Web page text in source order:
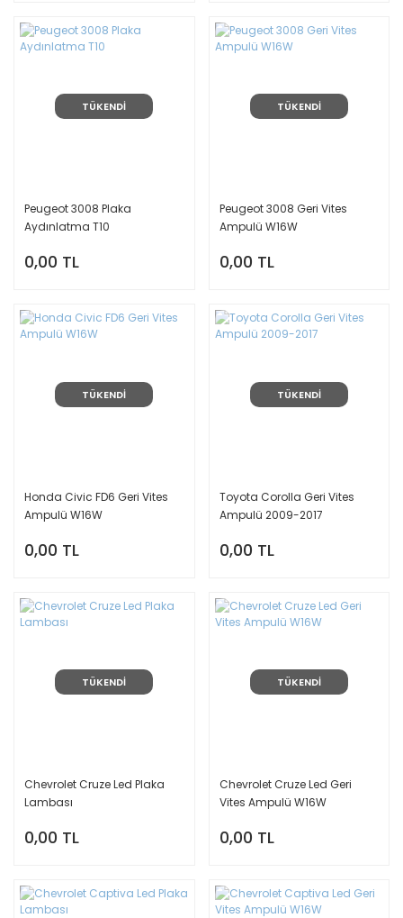
TÜKENDİ
Peugeot 3008 Plaka
Aydınlatma T10
0,00 TL
TÜKENDİ
Peugeot 3008 Geri Vites
Ampulü W16W
0,00 TL
TÜKENDİ
Honda Civic FD6 Geri Vites
Ampulü W16W
0,00 TL
TÜKENDİ
Toyota Corolla Geri Vites
Ampulü 2009-2017
0,00 TL
TÜKENDİ
Chevrolet Cruze Led Plaka
Lambası
0,00 TL
TÜKENDİ
Chevrolet Cruze Led Geri
Vites Ampulü W16W
0,00 TL